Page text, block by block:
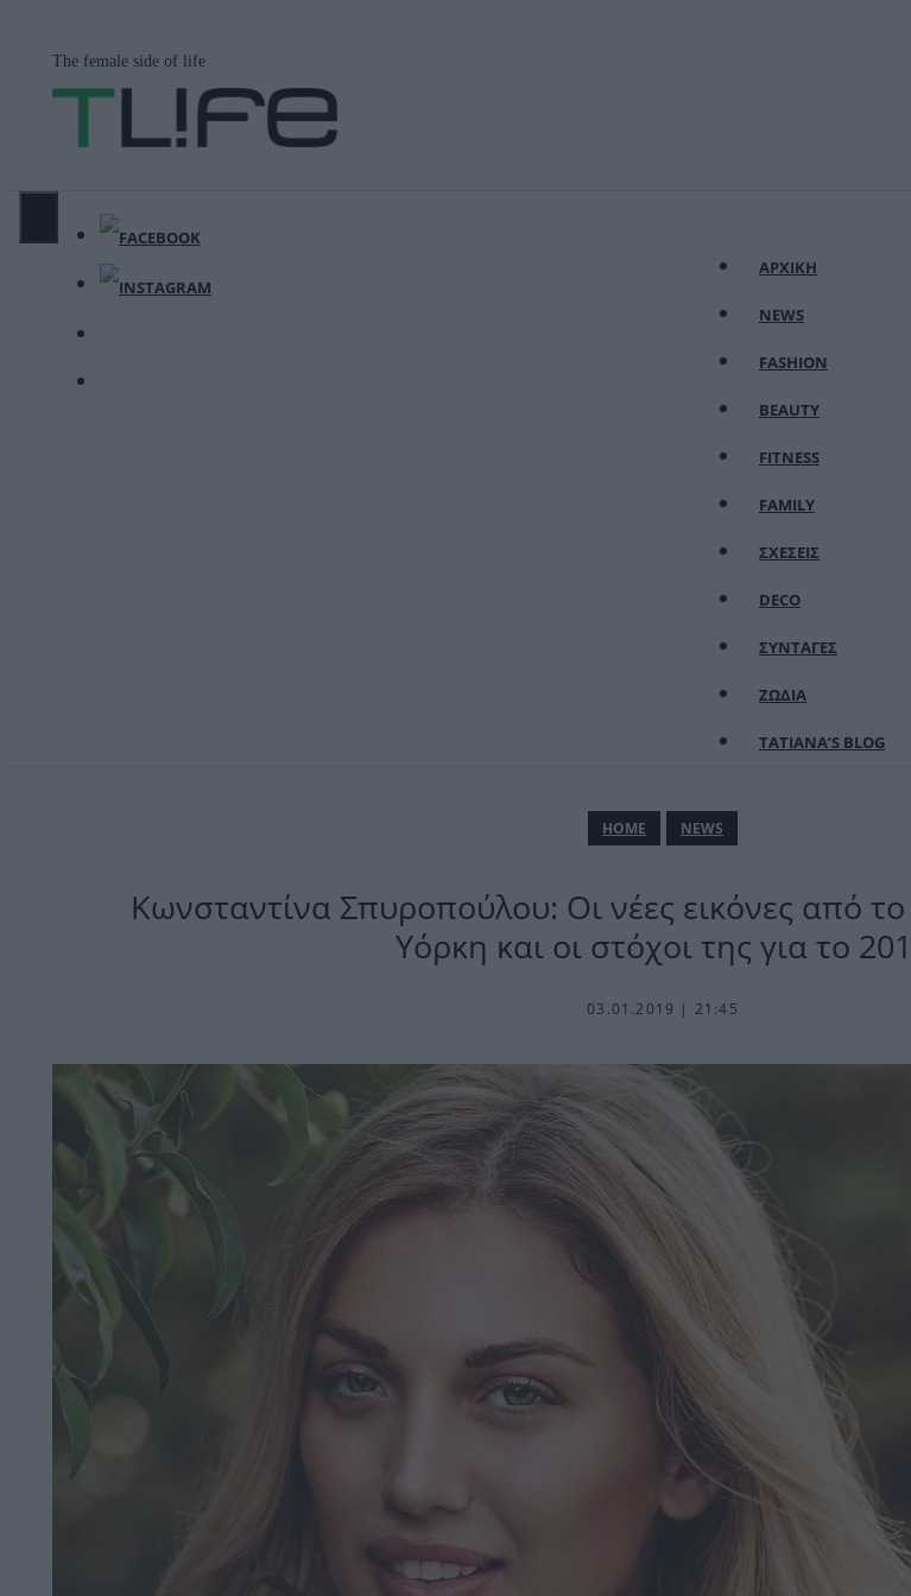
περιεχόμενο
The female side of life
ΑΡΧΙΚΗ
NEWS
FASHION
BEAUTY
FITNESS
FAMILY
ΣΧΕΣΕΙΣ
DECO
ΣΥΝΤΑΓΕΣ
ΖΩΔΙΑ
TATIANA’S BLOG
ΗΟΜΕ NEWS
Κωνσταντίνα Σπυροπούλου: Οι νέες εικόνες από
Υόρκη και οι στόχοι της για το
03.01.2019 | 21:45